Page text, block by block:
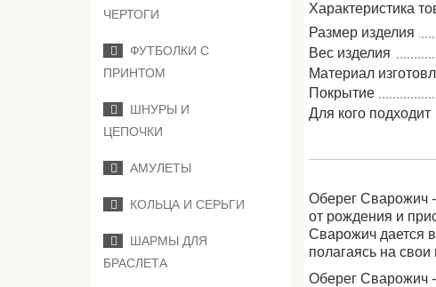
ЧЕРТОГИ
ФУТБОЛКИ С
ПРИНТОМ
ШНУРЫ И
ЦЕПОЧКИ
АМУЛЕТЫ
КОЛЬЦА И СЕРЬГИ
ШАРМЫ ДЛЯ
БРАСЛЕТА
Характеристика
Размер изделия
Вес изделия
Материал
Покрытие
Для кого подходит
Оберег Сварожич
от рождения и
Сварожич дается
полагаясь на
Оберег Сварожич